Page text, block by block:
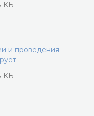
КБ
и проведения
КБ